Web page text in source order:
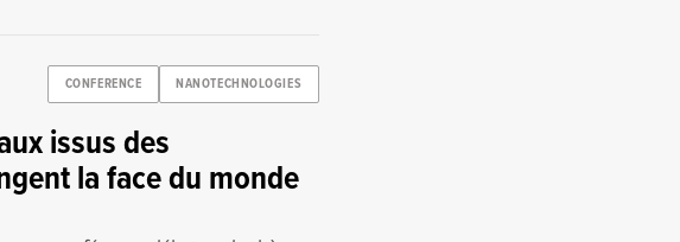
CONFERENCE NANOTECHNOLOGIES
issus des
la face du monde